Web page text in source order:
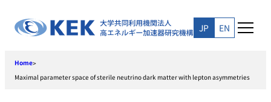
content
JP EN
Home>
Maximal parameter space of sterile neutrino dark matter with lepton asymmetries